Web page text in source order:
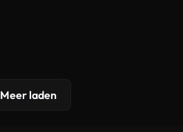
Meer laden